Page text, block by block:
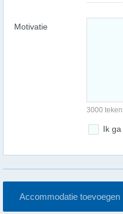
Motivatie
3000
Ik
Accommodatie toevoegen